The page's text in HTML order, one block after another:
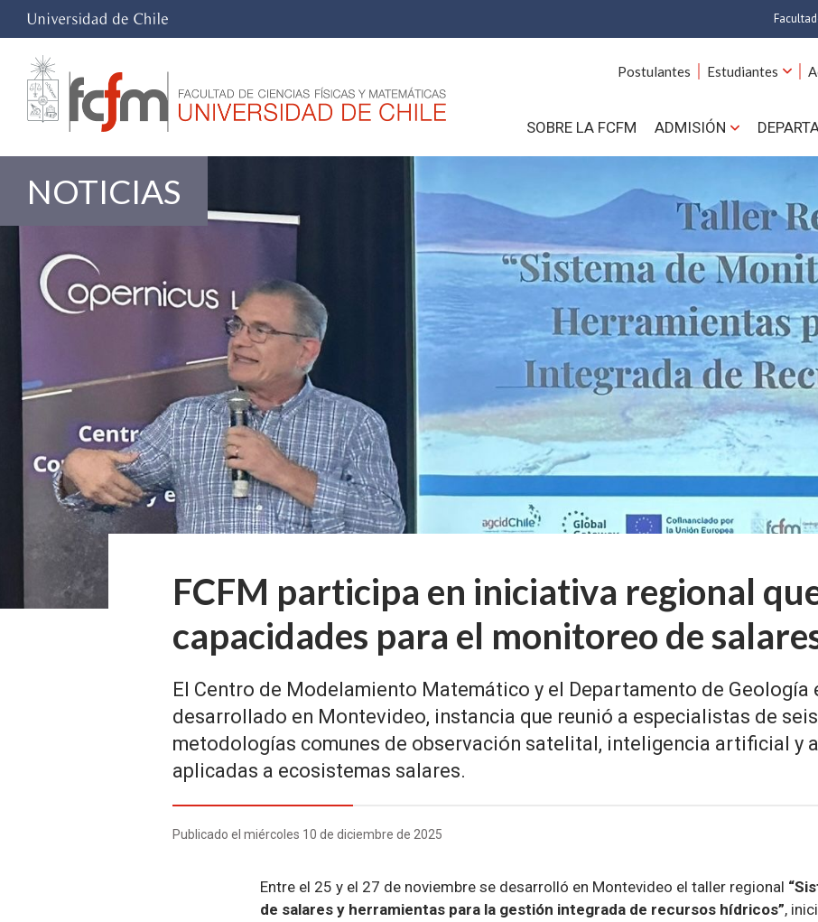
Postulantes Estudiantes
SOBRE LA FCFM ADMISIÓN
NOTICIAS
FCFM participa en iniciativa regional
capacidades para el monitoreo de
El Centro de Modelamiento Matemático y el Departamento de Geología
desarrollado en Montevideo, instancia que reunió a especialistas de
metodologías comunes de observación satelital, inteligencia artificial y
aplicadas a ecosistemas salares.
Publicado el miércoles 10 de diciembre de 2025
Entre el 25 y el 27 de noviembre se desarrolló en Montevideo el taller regional
de salares y herramientas para la gestión integrada de recursos hídricos”,